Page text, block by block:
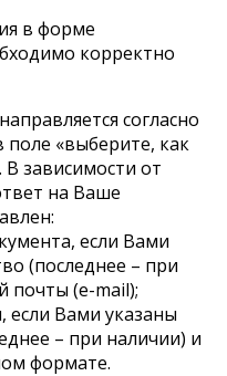
в форме
корректно
согласно
«выберите, как
зависимости от
на Ваше
если Вами
(последнее – при
почты (e-mail);
Вами указаны
– при наличии) и
формате.